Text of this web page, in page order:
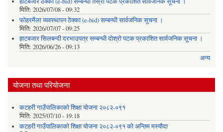
मिति: 2026/07/08 - 09:32
फोहरमैला व्यवस्थापन ठेक्का (e-bid) सम्बन्धी सार्वजनिक सूचना ।
मिति: 2026/07/07 - 09:25
हाटबजार सिलबन्दी दरभाउपत्र सम्बन्धी दोश्रो पटक प्रकाशित सार्वजनिक सूचना ।
मिति: 2026/06/26 - 09:13
अन्य
योजना तथा परियोजना
कटहरी गाउँपालिकाको शिक्षा योजना २०८२-०९१
मिति: 2025/07/10 - 19:18
कटहरी गाउँपालिकाको शिक्षा योजना २०८२-०९१ को अन्तिम मस्यौदा